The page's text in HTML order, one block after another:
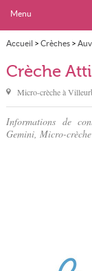
Menu
Accueil > Crèches>
Crèche Attitude Gemini
Crèche
Micro-crèche à
Informations de
Gemini, Micro-